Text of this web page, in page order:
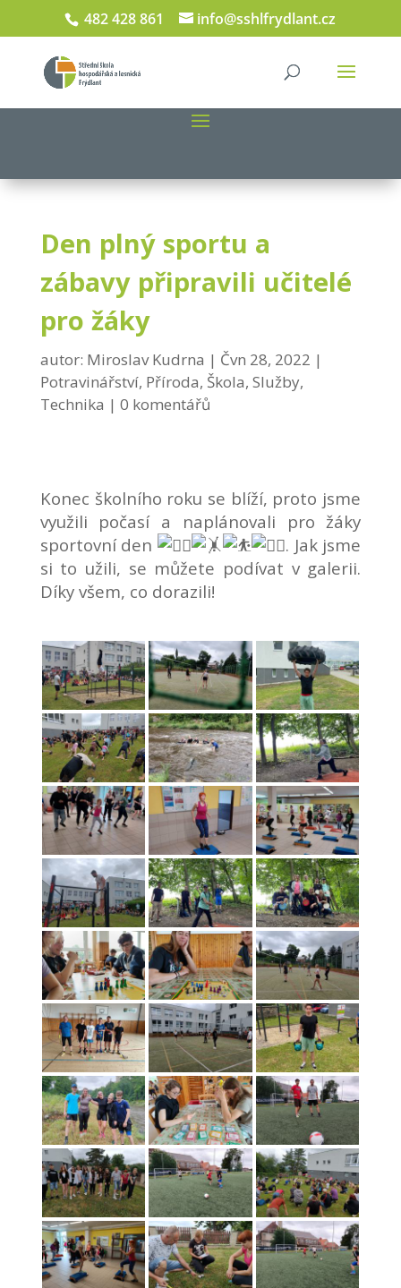
482 428 861 info@sshlfrydlant.cz
Den plný sportu a
zábavy připravili učitelé
pro žáky
autor: Miroslav Kudrna
Čvn 28, 2022
Potravinářství, Příroda, Škola, Služby,
Technika
0 komentářů
Konec školního roku se blíží, proto jsme
využili počasí a naplánovali pro žáky
sportovní den
. Jak jsme
si to užili, se můžete podívat v galerii.
Díky všem, co dorazili!